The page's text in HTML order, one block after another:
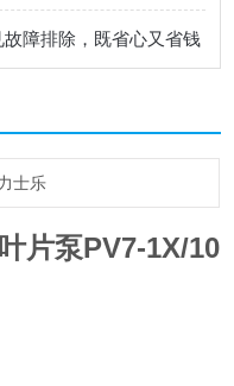
障排除，既省心又省钱
士乐
片泵PV7-1X/10